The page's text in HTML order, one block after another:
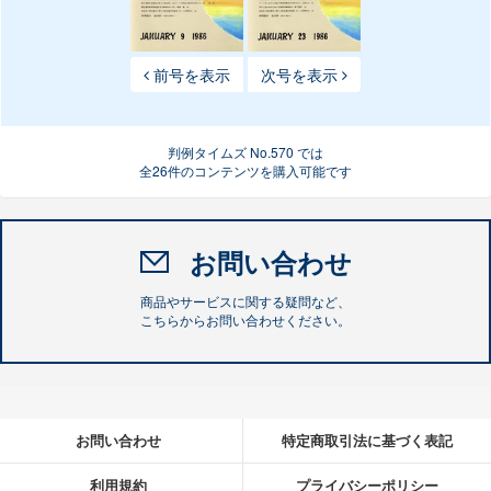
前号を表示 次号を表示
判例タイムズ No.570 では
全26件のコンテンツを購入可能です
お問い合わせ
商品やサービスに関する疑問など、
こちらからお問い合わせください。
お問い合わせ 特定商取引法に基づく表記
利用規約 プライバシーポリシー